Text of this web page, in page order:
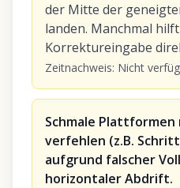
der Mitte der
landen. Manchmal
Korrektureingabe
Zeitnachweis: Nicht
Schmale Plattformen
verfehlen (z.B.
aufgrund falscher
horizontaler Abdrift.